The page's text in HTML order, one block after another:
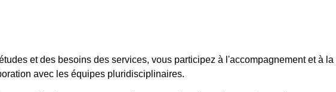
et des besoins des services, vous participez à l'accompagnement et à
avec les équipes pluridisciplinaires.